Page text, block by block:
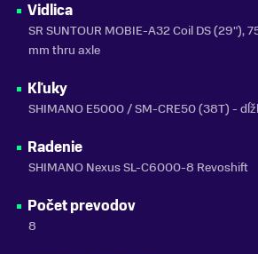
SEZÓNA
2023
Kellys
Vidlica
SR SUNTOUR MOBIE-A32 Coil DS (29"),
mm thru axle
Kľuky
SHIMANO E5000 / SM-CRE50 (38T) -
Radenie
SHIMANO Nexus SL-C6000-8 Revoshift
Počet prevodov
8